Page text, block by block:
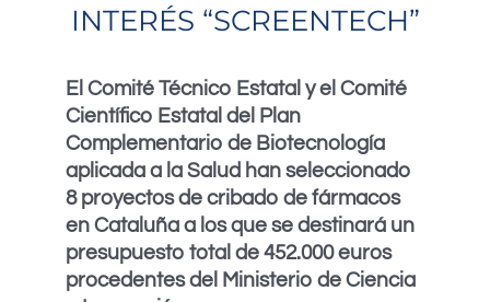
INTERÉS “SCREENTECH”
El Comité Técnico Estatal y el Comité
Científico Estatal del Plan
Complementario de Biotecnología
aplicada a la Salud han seleccionado
8 proyectos de cribado de fármacos
en Cataluña a los que se destinará un
presupuesto total de 452.000 euros
procedentes del Ministerio de Ciencia